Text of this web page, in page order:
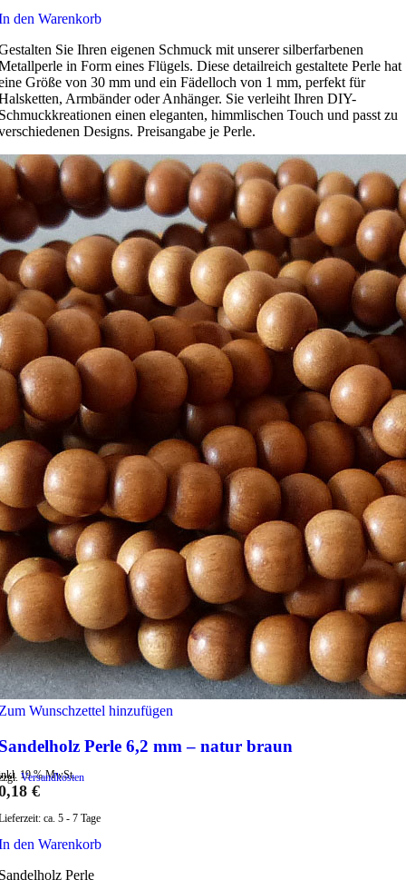
den Warenkorb
Sie Ihren eigenen Schmuck mit unserer silberfarbenen
in Form eines Flügels. Diese detailreich gestaltete Perle hat
Größe von 30 mm und ein Fädelloch von 1 mm, perfekt für
Armbänder oder Anhänger. Sie verleiht Ihren DIY-
einen eleganten, himmlischen Touch und passt zu
Designs. Preisangabe je Perle.
Wunschzettel hinzufügen
Perle 6,2 mm – natur braun
19 % MwSt.
Versandkosten
€
ca. 5 - 7 Tage
den Warenkorb
Perle